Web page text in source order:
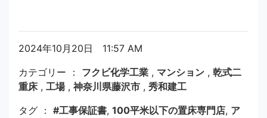
2024年10月20日 11:57 AM
カテゴリー ： フクビ化学工業 , マンション , 乾式二
重床, 工場, 神奈川県藤沢市 , 秀和建工
タグ ： #工事保証書, 100平米以下の置床専門店, ア